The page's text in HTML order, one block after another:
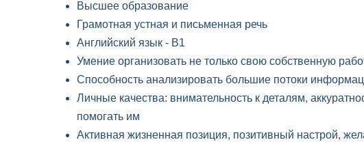
Высшее образование
Грамотная устная и письменная речь
Английский язык - B1
Умение организовать не только свою собственную
Способность анализировать большие потоки
Личные качества: внимательность к деталям,
помогать им
Активная жизненная позиция, позитивный настрой,